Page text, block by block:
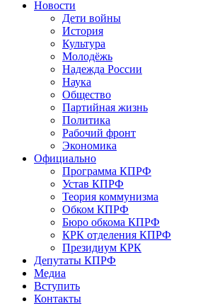
Новости
Дети войны
История
Культура
Молодёжь
Надежда России
Наука
Общество
Партийная жизнь
Политика
Рабочий фронт
Экономика
Официально
Программа КПРФ
Устав КПРФ
Теория коммунизма
Обком КПРФ
Бюро обкома КПРФ
КРК отделения КПРФ
Президиум КРК
Депутаты КПРФ
Медиа
Вступить
Контакты